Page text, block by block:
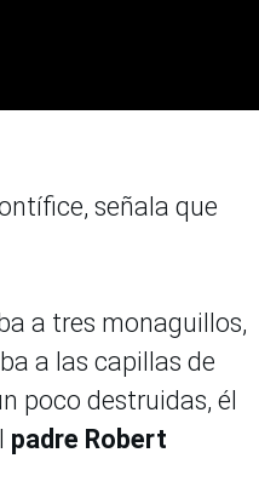
señala que
a tres monaguillos,
a las capillas de
poco destruidas, él
padre Robert